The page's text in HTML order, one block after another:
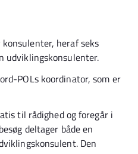
heraf seks
udviklingskonsulenter.
POLs koordinator, som er
til rådighed og foregår i
deltager både en
Den